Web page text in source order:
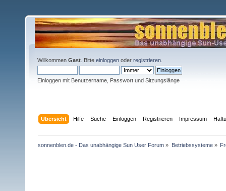
Willkommen Gast . Bitte einloggen oder registrieren
Einloggen mit Benutzername, Passwort und Sitzungslänge
Übersicht Hilfe Suche Einloggen Registrieren Impressum
sonnenblen.de - Das unabhängige Sun User Forum » Betriebssysteme»